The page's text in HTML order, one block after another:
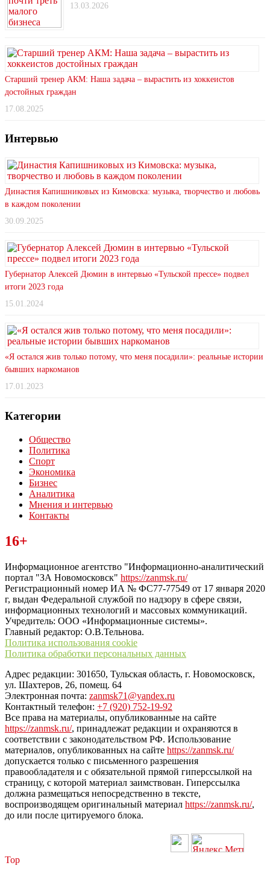
13.03.2026
Старший тренер АКМ: Наша задача – вырастить из хоккеистов
достойных граждан
17.08.2025
Интервью
Династия Капишниковых из Кимовска: музыка, творчество и любовь
в каждом поколении
30.09.2025
Губернатор Алексей Дюмин в интервью «Тульской прессе» подвел
итоги 2023 года
15.01.2024
«Я остался жив только потому, что меня посадили»: реальные истории
бывших наркоманов
17.01.2023
Категории
Общество
Политика
Спорт
Экономика
Бизнес
Аналитика
Мнения и интервью
Контакты
Читайте последние новости дня в Тульской области на сайте
“ЗаНовомосковск”
16+
Информационное агентство "Информационно-аналитический
портал "ЗА Новомосковск" https://zanmsk.ru/
Регистрационный номер ИА № ФС77-77549 от 17 января 2020
г, выдан Федеральной службой по надзору в сфере связи,
информационных технологий и массовых коммуникаций.
Учредитель: ООО «Информационные системы».
Главный редактор: О.В.Тельнова.
Политика использования cookie
Политика обработки персональных данных
Адрес редакции: 301650, Тульская область, г. Новомосковск,
ул. Шахтеров, 26, помещ. 64
Электронная почта: zanmsk71@yandex.ru
Контактный телефон: +7 (920) 752-19-92
Все права на материалы, опубликованные на сайте
https://zanmsk.ru/, принадлежат редакции и охраняются в
соответствии с законодательством РФ. Использование
материалов, опубликованных на сайте https://zanmsk.ru/
допускается только с письменного разрешения
правообладателя и с обязательной прямой гиперссылкой на
страницу, с которой материал заимствован. Гиперссылка
должна размещаться непосредственно в тексте,
воспроизводящем оригинальный материал https://zanmsk.ru/,
до или после цитируемого блока.
Top